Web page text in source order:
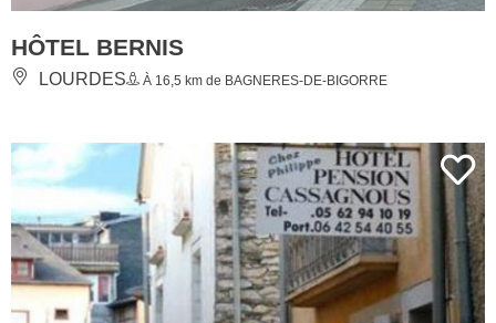
HÔTEL BERNIS
LOURDES À 16,5 km de BAGNERES-DE-BIGORRE